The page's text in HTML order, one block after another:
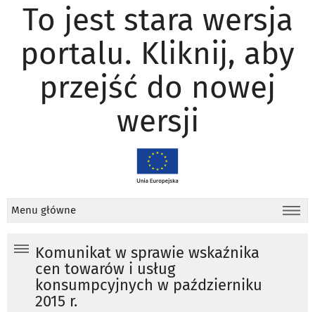
To jest stara wersja
portalu. Kliknij, aby
przejść do nowej
wersji
Menu główne
Komunikat w sprawie wskaźnika
cen towarów i usług
konsumpcyjnych w październiku
2015 r.